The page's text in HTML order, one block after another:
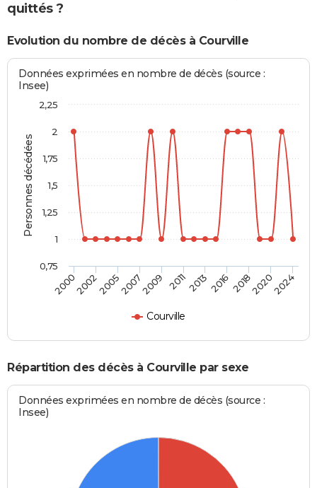
quittés ?
Evolution du nombre de décès à Courville
Personnes décédées
Données exprimées en nombre de décès (source :
Insee)
Courville
20002002200520072009 201120132016201820202024
0,75
1
1,25
1,5
1,75
2
2,25
Répartition des décès à Courville par sexe
Données exprimées en nombre de décès (source :
Insee)